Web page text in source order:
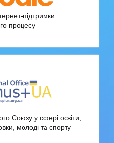
підтримки
процесу
Союзу у сфері освіти,
молоді та спорту